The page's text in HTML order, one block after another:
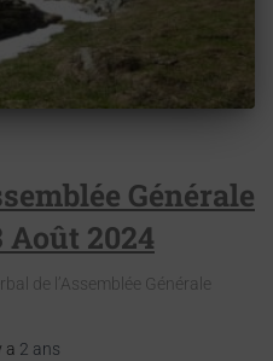
Générale
2024
de l’Assemblée Générale
a 2 ans